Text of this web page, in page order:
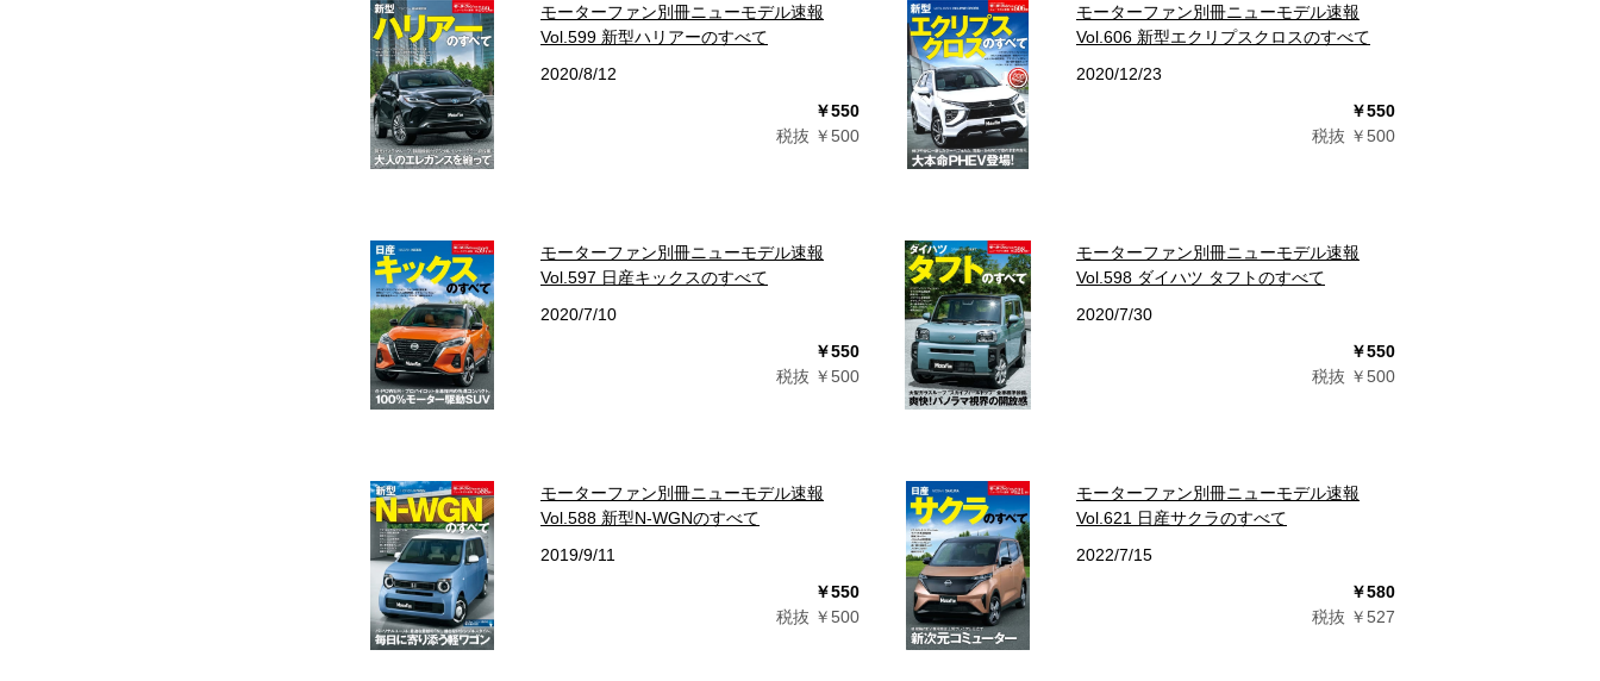
モーターファン別冊ニューモデル速報
Vol.599 新型ハリアーのすべて
2020/8/12
￥550
税抜 ￥500
モーターファン別冊ニューモデル速報
Vol.606 新型エクリプスクロスのすべて
2020/12/23
￥550
税抜 ￥500
モーターファン別冊ニューモデル速報
Vol.597 日産キックスのすべて
2020/7/10
￥550
税抜 ￥500
モーターファン別冊ニューモデル速報
Vol.598 ダイハツ タフトのすべて
2020/7/30
￥550
税抜 ￥500
モーターファン別冊ニューモデル速報
Vol.588 新型N-WGNのすべて
2019/9/11
￥550
税抜 ￥500
モーターファン別冊ニューモデル速報
Vol.621 日産サクラのすべて
2022/7/15
￥580
税抜 ￥527